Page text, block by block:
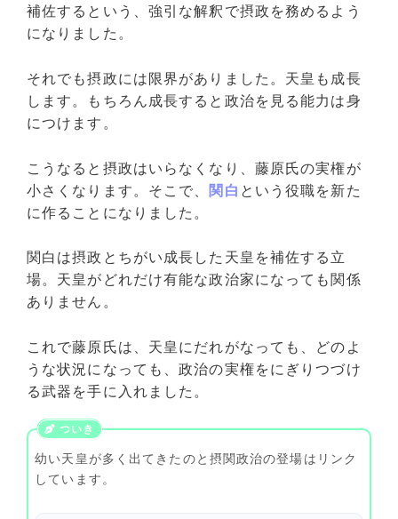
補佐するという、強引な解釈で摂政を務めるよう
になりました。
それでも摂政には限界がありました。天皇も成長
します。もちろん成長すると政治を見る能力は身
につけます。
こうなると摂政はいらなくなり、藤原氏の実権が
小さくなります。そこで、 関白 という役職を新た
に作ることになりました。
関白は摂政とちがい成長した天皇を補佐する立
場。天皇がどれだけ有能な政治家になっても関係
ありません。
これで藤原氏は、天皇にだれがなっても、どのよ
うな状況になっても、政治の実権をにぎりつづけ
る武器を手に入れました。
幼い天皇が多く出てきたのと摂関政治の登場はリンク
しています。